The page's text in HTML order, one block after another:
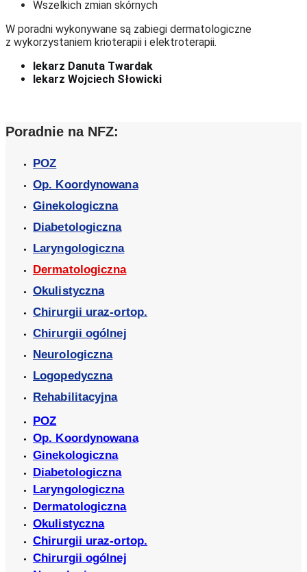
Wszelkich zmian skórnych
W poradni wykonywane są zabiegi dermatologiczne
z wykorzystaniem krioterapii i elektroterapii.
lekarz Danuta Twardak
lekarz Wojciech Słowicki
Poradnie na NFZ:
POZ
Op. Koordynowana
Ginekologiczna
Diabetologiczna
Laryngologiczna
Dermatologiczna
Okulistyczna
Chirurgii uraz-ortop.
Chirurgii ogólnej
Neurologiczna
Logopedyczna
Rehabilitacyjna
POZ
Op. Koordynowana
Ginekologiczna
Diabetologiczna
Laryngologiczna
Dermatologiczna
Okulistyczna
Chirurgii uraz-ortop.
Chirurgii ogólnej